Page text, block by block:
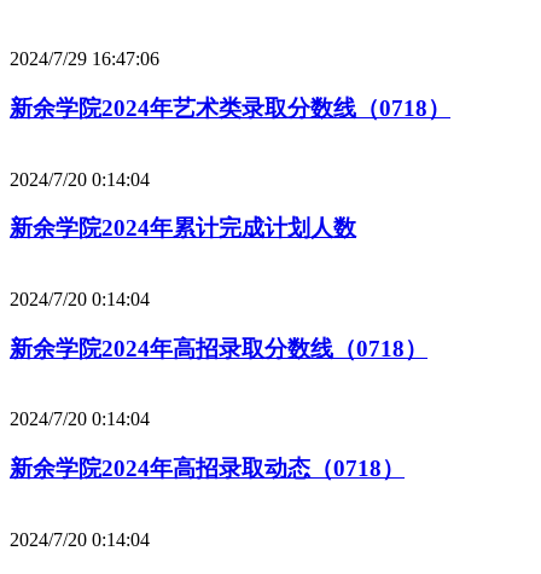
2024/7/29 16:47:06
新余学院2024年艺术类录取分数线（0718）
2024/7/20 0:14:04
新余学院2024年累计完成计划人数
2024/7/20 0:14:04
新余学院2024年高招录取分数线（0718）
2024/7/20 0:14:04
新余学院2024年高招录取动态（0718）
2024/7/20 0:14:04